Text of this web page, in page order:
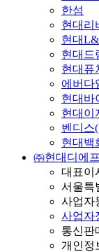
한섬
현대리
현대
현대드
현대퓨
에버다
현대바
현대이
벤디스
현대백
㈜현대디에프
대표이
서울특
사업자
사업자
통신판
개인정